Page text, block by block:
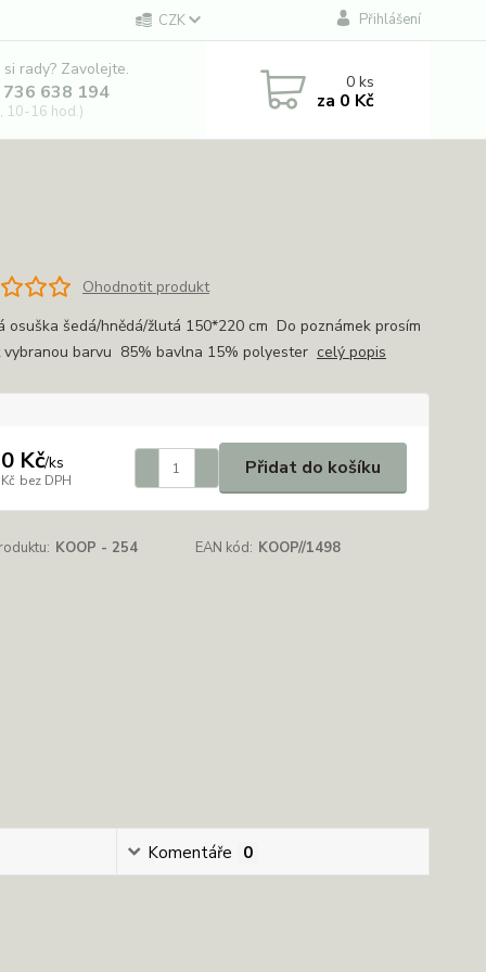
CZK Přihlášení
rady? Zavolejte.
638 194
10-16 hod.)
0ks
za 0 Kč
Ohodnotit produkt
osuška šedá/hnědá/žlutá 150*220 cm Do poznámek prosím
vybranou barvu 85% bavlna 15% polyester celý popis
Kč/ks
bez DPH
Přidat do košíku
KOOP - 254 EAN kód: KOOP//1498
Komentáře 0